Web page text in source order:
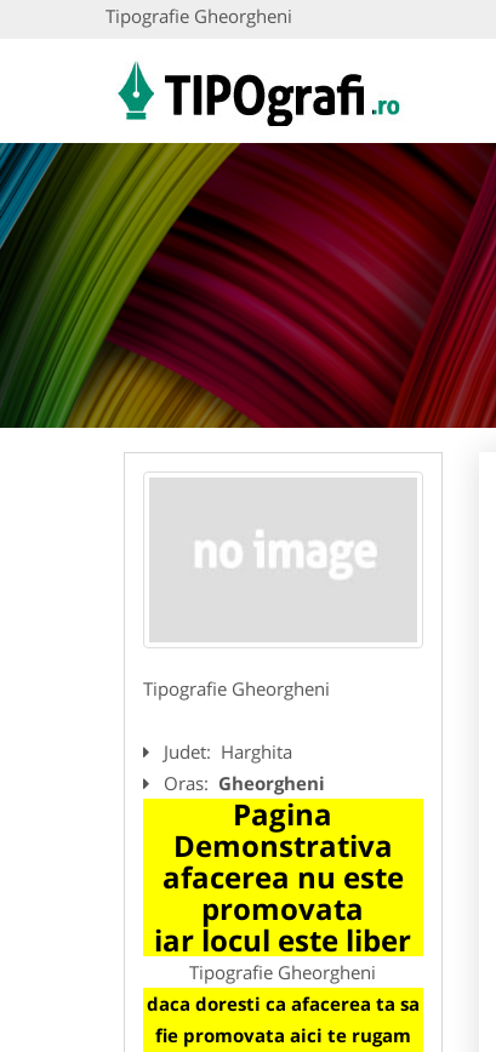
Tipografie Gheorgheni
Tipografie Gheorgheni
Judet: Harghita
Oras: Gheorgheni
Pagina
Demonstrativa
afacerea nu este
promovata
iar locul este liber
Tipografie Gheorgheni
daca doresti ca afacerea ta sa
fie promovata aici te rugam